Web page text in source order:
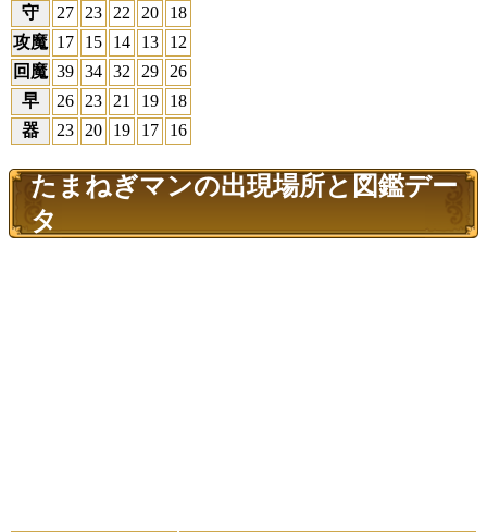
守
27 23 22 20
18
攻魔 17 15 14 13
12
回魔 39 34 32 29
26
早
26 23 21 19
18
器
23 20 19 17 16
たまねぎマンの出現場所と図鑑デー
タ